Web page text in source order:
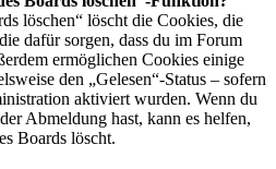
löschen“ löscht die Cookies, die
dafür sorgen, dass du im Forum
ermöglichen Cookies einige
den „Gelesen“-Status – sofern
aktiviert wurden. Wenn du
Abmeldung hast, kann es helfen,
Boards löscht.